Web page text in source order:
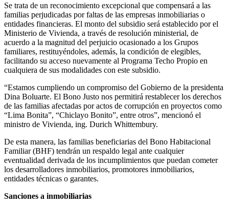
Se trata de un reconocimiento excepcional que compensará a las
familias perjudicadas por faltas de las empresas inmobiliarias o
entidades financieras. El monto del subsidio será establecido por el
Ministerio de Vivienda, a través de resolución ministerial, de
acuerdo a la magnitud del perjuicio ocasionado a los Grupos
familiares, restituyéndoles, además, la condición de elegibles,
facilitando su acceso nuevamente al Programa Techo Propio en
cualquiera de sus modalidades con este subsidio.
“Estamos cumpliendo un compromiso del Gobierno de la presidenta
Dina Boluarte. El Bono Justo nos permitirá restablecer los derechos
de las familias afectadas por actos de corrupción en proyectos como
“Lima Bonita”, “Chiclayo Bonito”, entre otros”, mencionó el
ministro de Vivienda, ing. Durich Whittembury.
De esta manera, las familias beneficiarias del Bono Habitacional
Familiar (BHF) tendrán un respaldo legal ante cualquier
eventualidad derivada de los incumplimientos que puedan cometer
los desarrolladores inmobiliarios, promotores inmobiliarios,
entidades técnicas o garantes.
Sanciones a inmobiliarias